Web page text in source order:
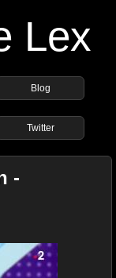
Lex
Blog
Twitter
-